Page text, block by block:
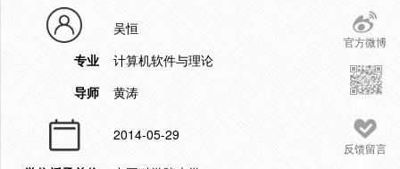
官方微博
反馈留言
吴恒
专业
计算机软件与理论
导师
黄涛
2014-05-29